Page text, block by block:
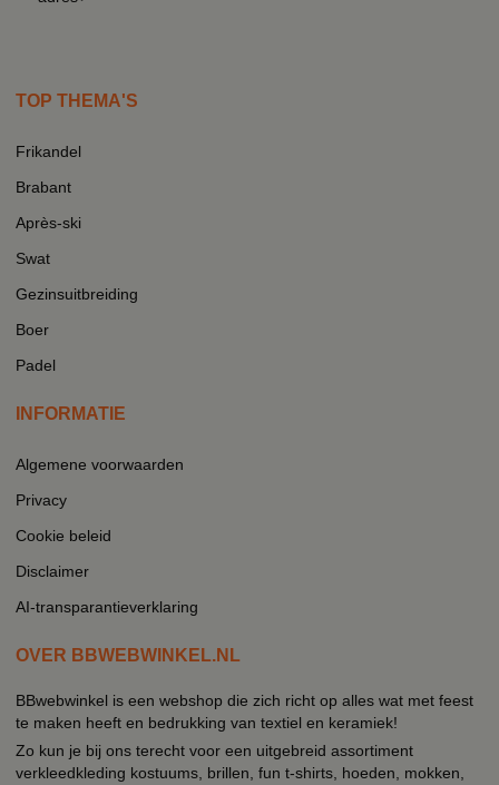
TOP THEMA'S
Frikandel
Brabant
Après-ski
Swat
Gezinsuitbreiding
Boer
Padel
INFORMATIE
Algemene voorwaarden
Privacy
Cookie beleid
Disclaimer
AI-transparantieverklaring
OVER BBWEBWINKEL.NL
BBwebwinkel is een webshop die zich richt op alles wat met feest
te maken heeft en bedrukking van textiel en keramiek!
Zo kun je bij ons terecht voor een uitgebreid assortiment
verkleedkleding kostuums, brillen, fun t-shirts, hoeden, mokken,